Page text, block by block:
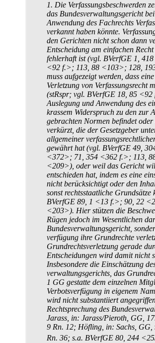
1. Die Verfassungsbeschwerden
das Bundes­verwaltungs­gericht
Anwendung des Fachrechts
verkannt haben könnte.
den Gerichten nicht schon dann
Entscheidung am einfachen
fehlerhaft ist (vgl. BVerfGE 1,
<92 f.>; 113, 88 <103>; 128,
muss aufgezeigt werden, dass
Verletzung von Verfassungsrecht
(stRspr; vgl. BVerfGE 18, 85
Auslegung und Anwendung des
krassem Widerspruch zu den zur
gebrachten Normen befindet oder
verkürzt, die der Gesetzgeber
allgemeiner
gewährt hat (vgl. BVerfGE 49,
<372>; 71, 354 <362 f.>; 113,
<209>), oder weil das Gericht
entschieden hat, indem es eine
nicht berücksichtigt oder den
sonst rechts­staatliche Grundsätze
BVerfGE 89, 1 <13 f.>; 90, 22
<203>). Hier stützen die
Rügen jedoch im Wesentlichen
Bundes­verwaltungs­gericht,
verfügung ihre Grundrechte
Grundrechts­verletzung gerade
Entscheidungen wird damit nicht
Insbesondere die Einschätzung
verwaltungs­gerichts, das
1 GG gestatte dem einzelnen
Verbots­verfügung in eigenem
wird nicht substantiiert
Rechtsprechung des
Jarass, in: Jarass/Pieroth, GG,
9 Rn. 12; Höfling, in: Sachs, GG,
Rn. 36; s.a. BVerfGE 80, 244